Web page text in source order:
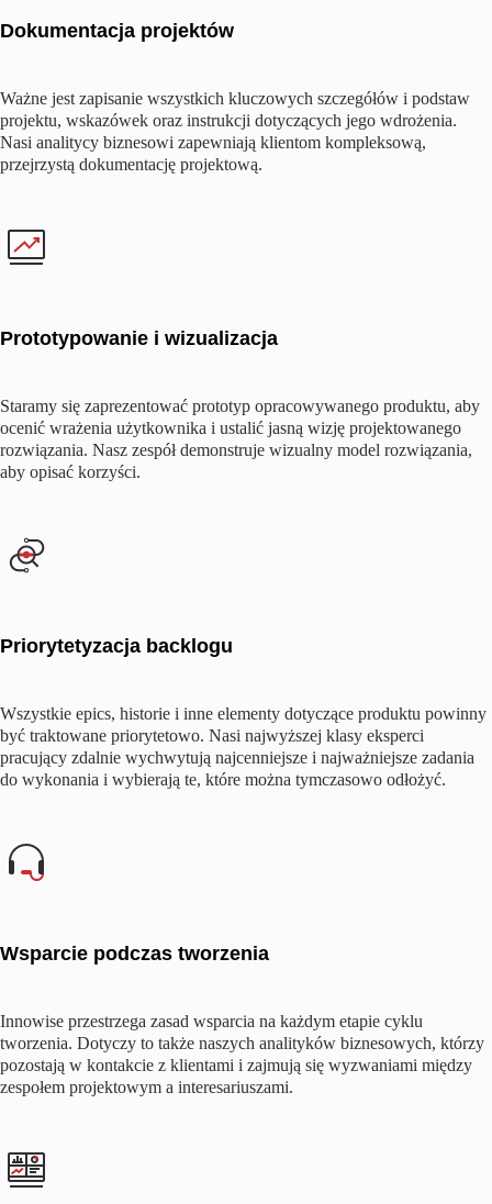
Dokumentacja projektów
Ważne jest zapisanie wszystkich kluczowych szczegółów i podstaw
projektu, wskazówek oraz instrukcji dotyczących jego wdrożenia.
Nasi analitycy biznesowi zapewniają klientom kompleksową,
przejrzystą dokumentację projektową.
Prototypowanie i wizualizacja
Staramy się zaprezentować prototyp opracowywanego produktu, aby
ocenić wrażenia użytkownika i ustalić jasną wizję projektowanego
rozwiązania. Nasz zespół demonstruje wizualny model rozwiązania,
aby opisać korzyści.
Priorytetyzacja backlogu
Wszystkie epics, historie i inne elementy dotyczące produktu powinny
być traktowane priorytetowo. Nasi najwyższej klasy eksperci
pracujący zdalnie wychwytują najcenniejsze i najważniejsze zadania
do wykonania i wybierają te, które można tymczasowo odłożyć.
Wsparcie podczas tworzenia
Innowise przestrzega zasad wsparcia na każdym etapie cyklu
tworzenia. Dotyczy to także naszych analityków biznesowych, którzy
pozostają w kontakcie z klientami i zajmują się wyzwaniami między
zespołem projektowym a interesariuszami.